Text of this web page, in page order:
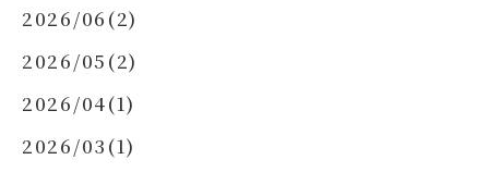
2026/06(2)
2026/05(2)
2026/04(1)
2026/03(1)